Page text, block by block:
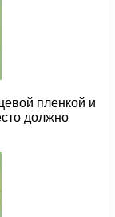
пленкой и
должно